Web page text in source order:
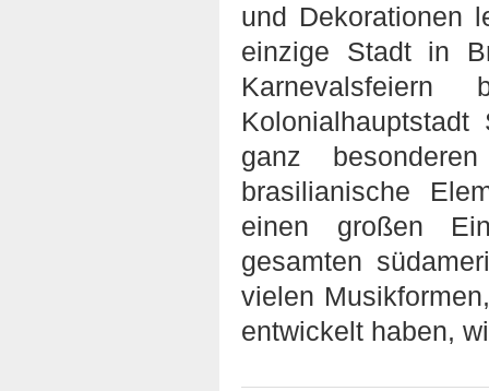
und Dekorationen
einzige Stadt in
ganz
brasilianische
einen großen
gesamten
vielen
entwickelt haben,